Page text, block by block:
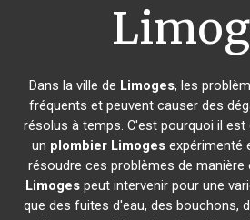
Dans la ville de Limoges, les
fréquents et peuvent causer des
résolus à temps. C'est pourquoi il
un plombier Limogesexpérimenté
résoudre ces problèmes de manière
Limogespeut intervenir pour une
que des fuites d'eau, des bouchons,